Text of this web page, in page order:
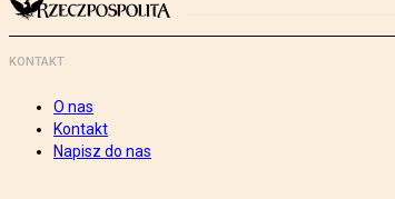
KONTAKT
O nas
Kontakt
Napisz do nas